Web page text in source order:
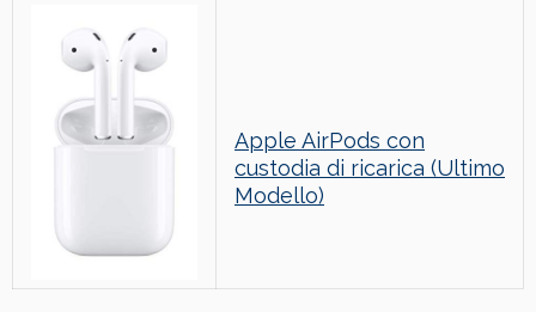
Apple AirPods con
custodia di ricarica (Ultimo
Modello)